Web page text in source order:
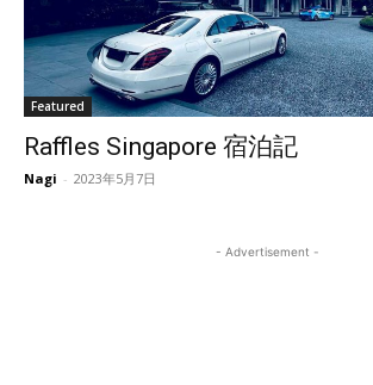
Featured
Raffles Singapore 宿泊記
Nagi - 2023年5月7日
- Advertisement -